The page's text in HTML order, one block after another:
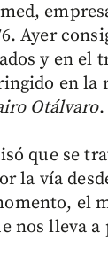
Ayer
y en el
en
Otálvaro.
que se
la vía
el
nos lleva